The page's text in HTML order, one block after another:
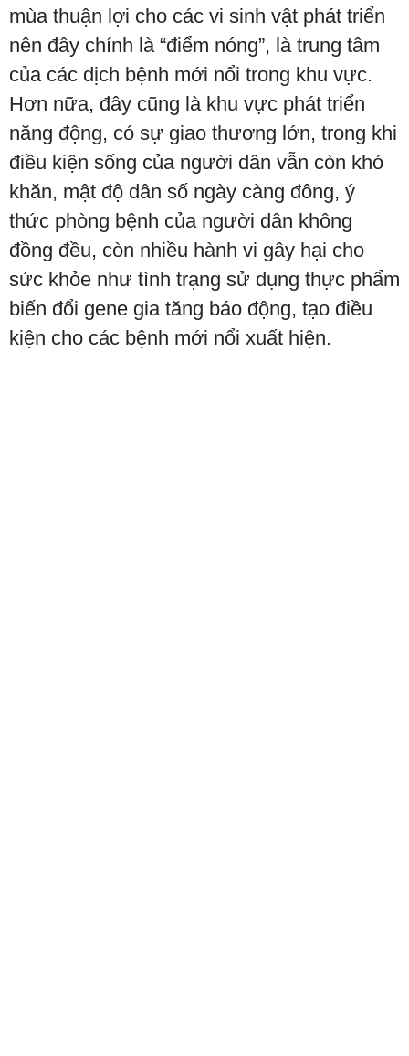
mùa thuận lợi cho các vi sinh vật phát triển
nên đây chính là “điểm nóng”, là trung tâm
của các dịch bệnh mới nổi trong khu vực.
Hơn nữa, đây cũng là khu vực phát triển
năng động, có sự giao thương lớn, trong khi
điều kiện sống của người dân vẫn còn khó
khăn, mật độ dân số ngày càng đông, ý
thức phòng bệnh của người dân không
đồng đều, còn nhiều hành vi gây hại cho
sức khỏe như tình trạng sử dụng thực phẩm
biến đổi gene gia tăng báo động, tạo điều
kiện cho các bệnh mới nổi xuất hiện.